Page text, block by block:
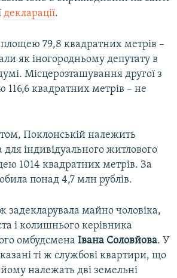
декларації.
79,8 квадратних метрів –
як іногородньому депутату в
Місцерозташування другої з
квадратних метрів – не
Поклонській належить
для індивідуального житлового
1014 квадратних метрів. За
понад 4,7 млн рублів.
задекларувала майно чоловіка,
і колишнього керівника
омбудсмена Івана Соловйова. У
ті ж службові квартири, що
йому належать дві земельні